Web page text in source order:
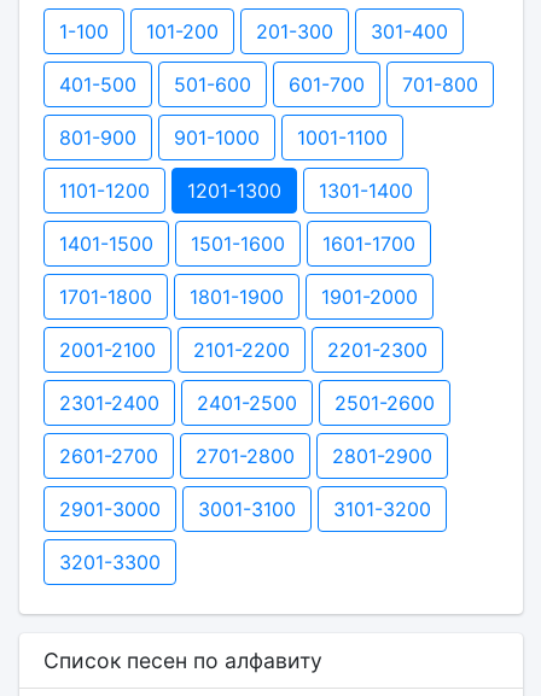
1-100 101-200 201-300 301-400
401-500 501-600 601-700 701-800
801-900 901-1000 1001-1100
1101-1200 1201-1300 1301-1400
1401-1500 1501-1600 1601-1700
1701-1800 1801-1900 1901-2000
2001-2100 2101-2200 2201-2300
2301-2400 2401-2500 2501-2600
2601-2700 2701-2800 2801-2900
2901-3000 3001-3100 3101-3200
3201-3300
Список песен по алфавиту